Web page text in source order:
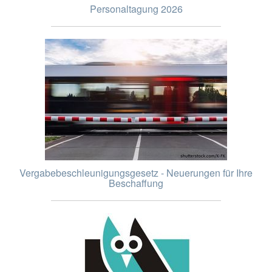
Personaltagung 2026
Vergabebeschleunigungsgesetz - Neuerungen für Ihre
Beschaffung